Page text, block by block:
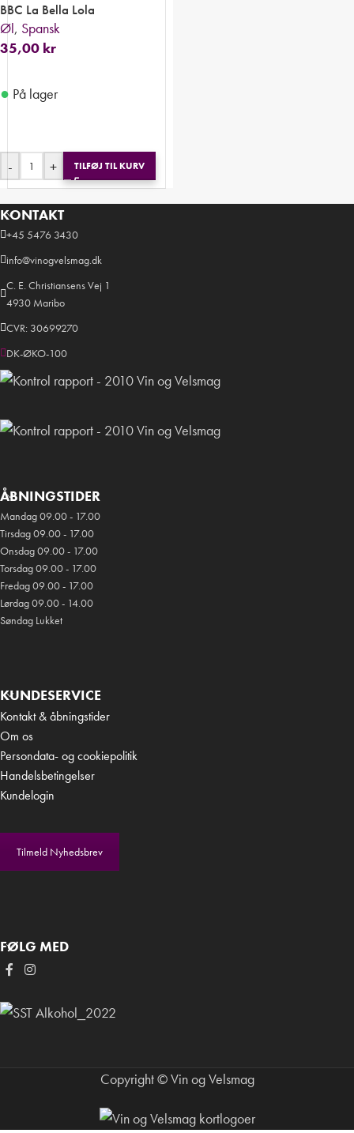
BBC La Bella Lola
Øl, Spansk
35,00 kr
● På lager
- + TILFØJ TIL KURV
KONTAKT
+45 5476 3430
info@vinogvelsmag.dk
C. E. Christiansens Vej 1
4930 Maribo
CVR: 30699270
DK-ØKO-100
ÅBNINGSTIDER
Mandag 09.00 - 17.00
Tirsdag 09.00 - 17.00
Onsdag 09.00 - 17.00
Torsdag 09.00 - 17.00
Fredag 09.00 - 17.00
Lørdag 09.00 - 14.00
Søndag Lukket
KUNDESERVICE
Kontakt & åbningstider
Om os
Persondata- og cookiepolitik
Handelsbetingelser
Kundelogin
Tilmeld Nyhedsbrev
FØLG MED
Copyright © Vin og Velsmag